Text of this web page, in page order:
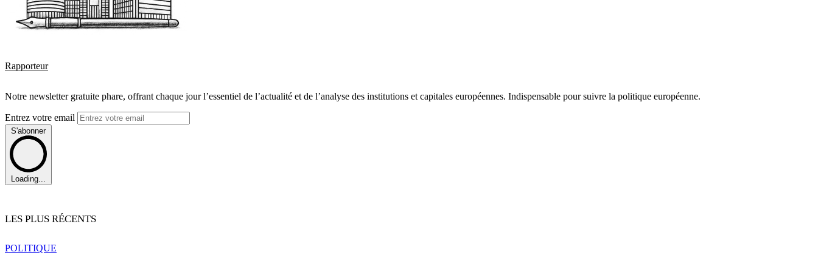
Rapporteur
Notre newsletter gratuite phare, offrant chaque jour l’essentiel de l’actualité et de l’analyse des institutions et capitales européennes. Indispensable pour suivre la politique européenne.
Entrez votre email
S'abonner
Loading...
LES PLUS RÉCENTS
POLITIQUE